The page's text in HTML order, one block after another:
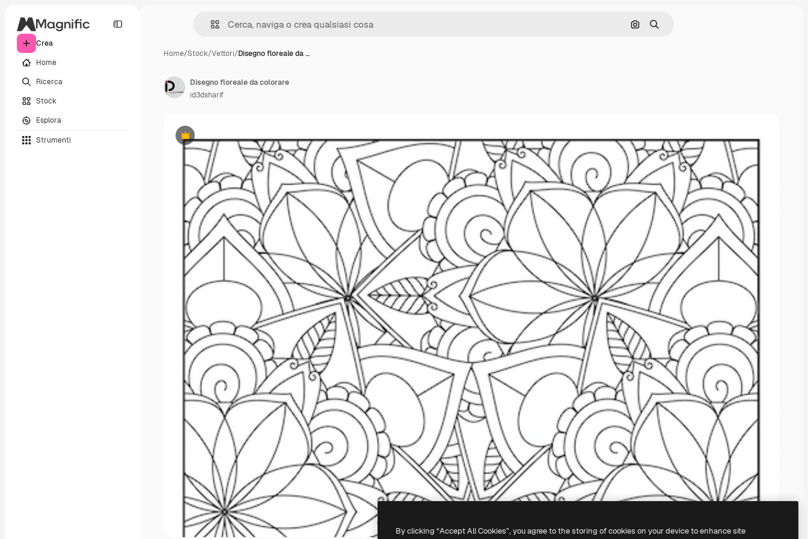
Crea
Home
Ricerca
Stock
Esplora
Strumenti
Cerca per immagine
Ricerca
Home/Stock/Vettori/Disegno floreale da …
Premium
Disegno floreale da colorare
id3dsharif
By clicking “Accept All Cookies”, you agree to the storing of cookies on your device to enhance site